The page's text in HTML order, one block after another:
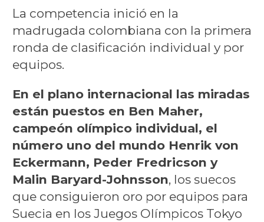
La competencia inició en la
madrugada colombiana con la primera
ronda de clasificación individual y por
equipos.
En el plano internacional las miradas
están puestos en Ben Maher,
campeón olímpico individual, el
número uno del mundo Henrik von
Eckermann, Peder Fredricson y
Malin Baryard-Johnsson, los suecos
que consiguieron oro por equipos para
Suecia en los Juegos Olímpicos Tokyo